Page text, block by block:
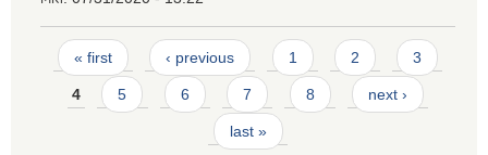
Pages
« first ‹ previous 1 2 3
4 5 6 7 8 next ›
last »